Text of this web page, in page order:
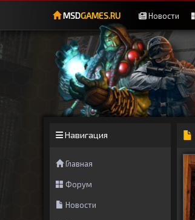
MSDGAMES.RU Новости
Навигация
Главная
Форум
Новости